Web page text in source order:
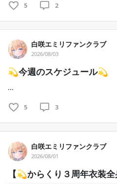
5 2
白咲エミリファンクラブ
2026/08/03
💫今週のスケジュール💫
...
5 3
白咲エミリファンクラブ
2026/08/01
【💫からくり３周年衣装